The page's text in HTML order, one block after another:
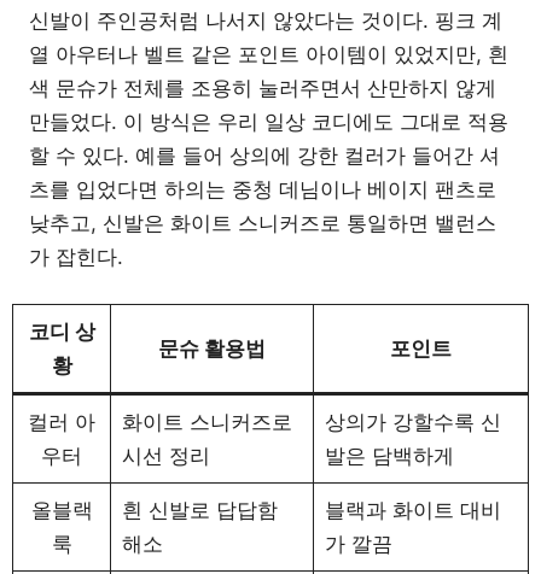
신발이 주인공처럼 나서지 않았다는 것이다. 핑크 계
열 아우터나 벨트 같은 포인트 아이템이 있었지만, 흰
색 문슈가 전체를 조용히 눌러주면서 산만하지 않게
만들었다. 이 방식은 우리 일상 코디에도 그대로 적용
할 수 있다. 예를 들어 상의에 강한 컬러가 들어간 셔
츠를 입었다면 하의는 중청 데님이나 베이지 팬츠로
낮추고, 신발은 화이트 스니커즈로 통일하면 밸런스
가 잡힌다.
코디 상
황
문슈 활용법 포인트
컬러 아
우터
화이트 스니커즈로
시선 정리
상의가 강할수록 신
발은 담백하게
올블랙
룩
흰 신발로 답답함
해소
블랙과 화이트 대비
가 깔끔